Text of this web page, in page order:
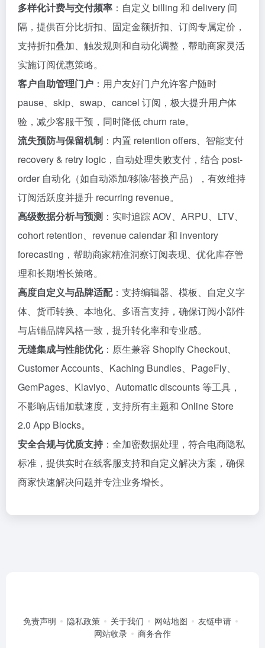
多样化计费与交付频率 ：自定义 billing 和 delivery 间
隔，提供百分比折扣、固定金额折扣、订阅专属定价，
支持折扣叠加、触发规则和自动化调整，帮助商家灵活
实施订阅优惠策略。
客户自助管理门户 ：用户友好门户允许客户随时
pause、skip、swap、cancel 订阅，极大提升用户体
验，减少客服干预，同时降低 churn rate。
流失预防与保留机制 ：内置 retention offers、智能支付
recovery & retry logic，自动处理失败支付，结合 post-
order 自动化（如自动添加/移除/替换产品），有效维持
订阅活跃度并提升 recurring revenue。
高级数据分析与预测 ：实时追踪 AOV、ARPU、LTV、
cohort retention、revenue calendar 和 inventory
forecasting，帮助商家精准洞察订阅表现、优化库存管
理和长期增长策略。
高度自定义与品牌适配：支持编辑器、模板、自定义字
体、货币转换、本地化、多语言支持，确保订阅小部件
与店铺品牌风格一致，提升转化率和专业感。
无缝集成与性能优化：原生兼容 Shopify Checkout、
Customer Accounts、Kaching Bundles、PageFly、
GemPages、Klaviyo、Automatic discounts 等工具，
不影响店铺加载速度，支持所有主题和 Online Store
2.0 App Blocks。
安全合规与优质支持 ：全加密数据处理，符合电商隐私
标准，提供实时在线客服支持和自定义解决方案，确保
商家快速解决问题并专注业务增长。
免责声明 隐私政策 关于我们 网站地图
友链申请
网站收录
商务合作